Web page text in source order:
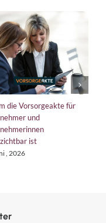
die Vorsorgeakte für
und
ist
, 2026